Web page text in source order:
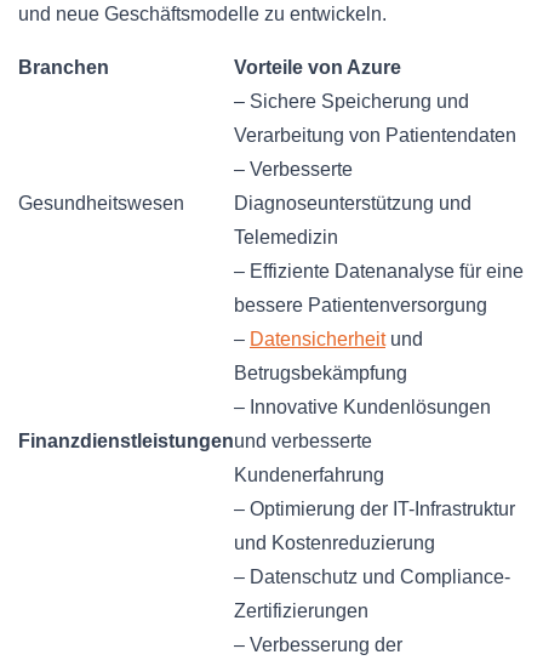
und neue Geschäftsmodelle zu entwickeln.
Branchen Vorteile von Azure
Gesundheitswesen
– Sichere Speicherung und
Verarbeitung von Patientendaten
– Verbesserte
Diagnoseunterstützung und
Telemedizin
– Effiziente Datenanalyse für eine
bessere Patientenversorgung
Finanzdienstleistungen
– Datensicherheitund
Betrugsbekämpfung
– Innovative Kundenlösungen
und verbesserte
Kundenerfahrung
– Optimierung der IT-Infrastruktur
und Kostenreduzierung
– Datenschutz und Compliance-
Zertifizierungen
– Verbesserung der